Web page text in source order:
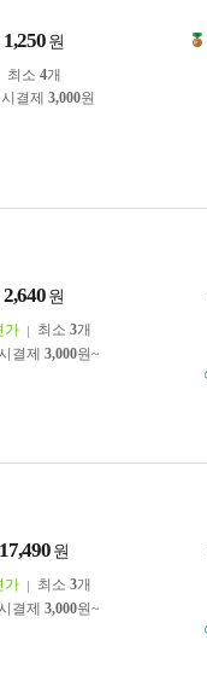
1,250 원
최소 4개
결제 3,000원
2,640 원
가 최소 3개
결제 3,000원~
17,490 원
가 최소 3개
결제 3,000원~